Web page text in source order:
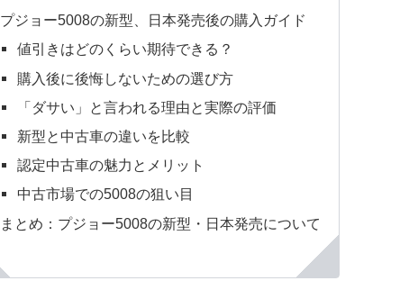
プジョー5008の新型、日本発売後の購入ガイド
値引きはどのくらい期待できる？
購入後に後悔しないための選び方
「ダサい」と言われる理由と実際の評価
新型と中古車の違いを比較
認定中古車の魅力とメリット
中古市場での5008の狙い目
まとめ：プジョー5008の新型・日本発売について